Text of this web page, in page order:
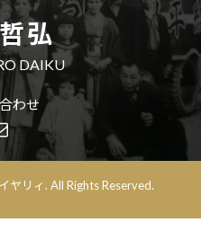
弘
DAIKU
わせ
リィ. All Rights Reserved.